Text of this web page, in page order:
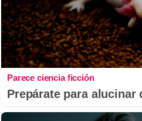
Parece ciencia ficción
Prepárate para